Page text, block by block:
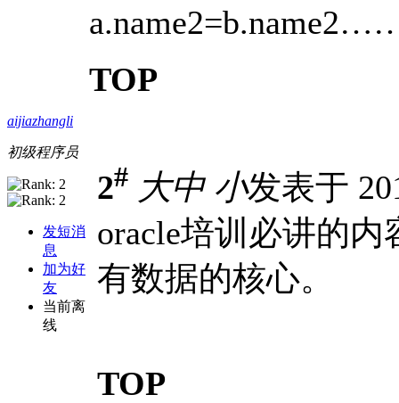
TOP
aijiazhangli
初级程序员
发短消
息
加为好
友
当前离
线
2# 大中 小发表于
oracle培训必讲的
有数据的核心。
TOP